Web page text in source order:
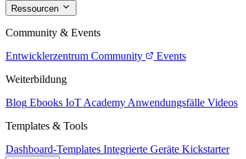
Ressourcen
Community & Events
Entwicklerzentrum Community
Events
Weiterbildung
Blog Ebooks IoT Academy Anwendungsfälle Videos
Templates & Tools
Dashboard-Templates Integrierte Geräte Kickstarter